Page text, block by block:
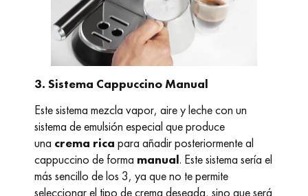
3. Sistema Cappuccino Manual
Este sistema mezcla vapor, aire y leche con un
sistema de emulsión especial que produce
una crema rica para añadir posteriormente al
cappuccino de forma manual. Este sistema sería el
más sencillo de los 3, ya que no te permite
seleccionar el tipo de crema deseada, sino que será